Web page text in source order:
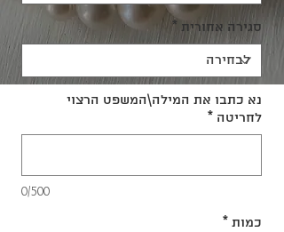
סגירה אחורית *
נא כתבו את המילה\המשפט הרצוי
לחריטה *
0/500
כמות *